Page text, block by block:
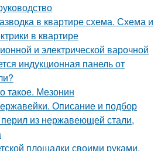
в квартире схема. Схема и
в квартире
и электрической варочной
индукционная панель от
такое. Мезонин
Описание и подбор
из нержавеющей стали,
площадки своими руками.